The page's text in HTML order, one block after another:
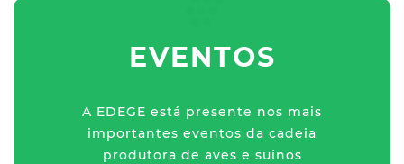
EVENTOS
A EDEGE está presente nos mais
importantes eventos da cadeia
produtora de aves e suínos